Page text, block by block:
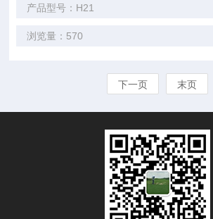
产品型号：H21
浏览量：570
下一页 末页